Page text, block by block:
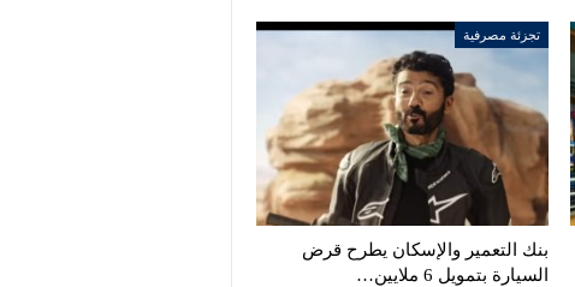
تجزئة مصرفية
بنك التعمير والإسكان يطرح قرض
السيارة بتمويل 6 ملايين…